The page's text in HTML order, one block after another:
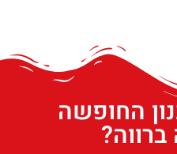
החופשה